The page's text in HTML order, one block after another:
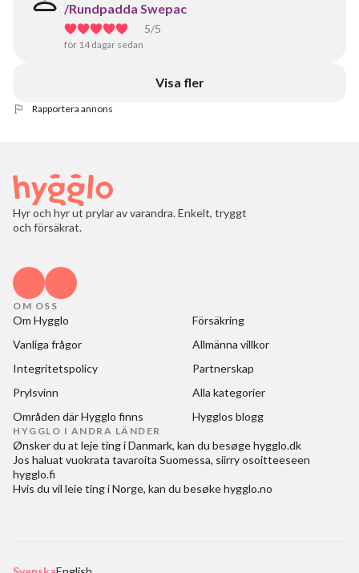
/Rundpadda Swepac
5/5
för 14 dagar sedan
Visa fler
Rapportera annons
Hyr och hyr ut prylar av varandra. Enkelt, tryggt
och försäkrat.
OM OSS
Om Hygglo
Försäkring
Vanliga frågor
Allmänna villkor
Integritetspolicy
Partnerskap
Prylsvinn
Alla kategorier
Områden där Hygglo finns
Hygglos blogg
HYGGLO I ANDRA LÄNDER
Ønsker du at leje ting i Danmark, kan du besøgehygglo.dk
Jos haluat vuokrata tavaroita Suomessa, siirry osoitteeseen
hygglo.fi
Hvis du vil leie ting i Norge, kan du besøkehygglo.no